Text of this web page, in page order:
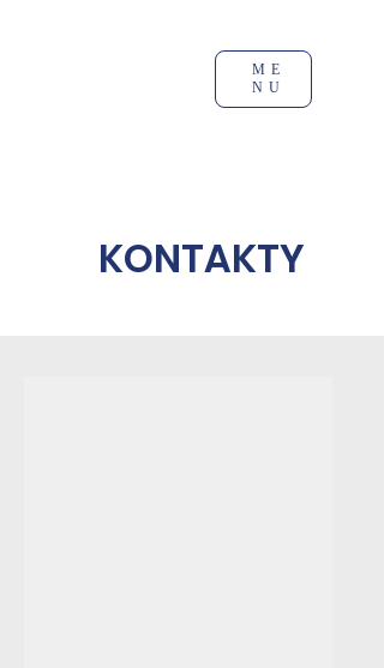
ME
NU
KONTAKTY